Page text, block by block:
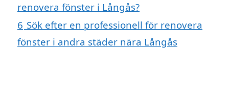
renovera fönster i Långås?
6 Sök efter en professionell för renovera
fönster i andra städer nära Långås